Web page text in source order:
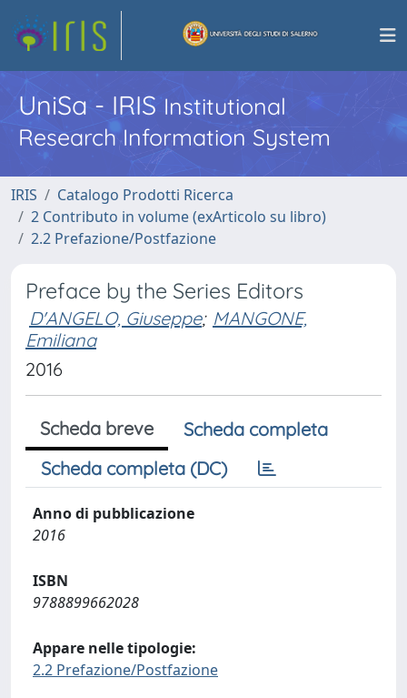
UniSa - IRISInstitutional
Research Information System
IRIS
Catalogo Prodotti Ricerca
2 Contributo in volume (exArticolo su libro)
2.2 Prefazione/Postfazione
Preface by the Series Editors
D'ANGELO, Giuseppe; MANGONE,
Emiliana
2016
Scheda breve
Scheda completa
Scheda completa (DC)
Anno di pubblicazione
2016
ISBN
9788899662028
Appare nelle tipologie:
2.2 Prefazione/Postfazione